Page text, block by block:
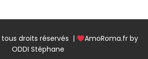
droits réservés |
AmoRoma.fr by
ODDI Stéphane